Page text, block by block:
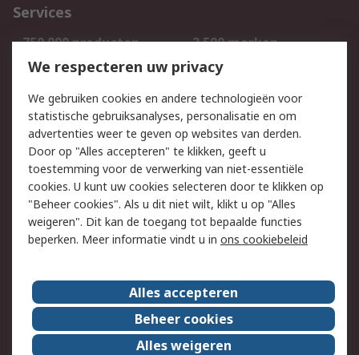
Services
750.000 producten
2.500 merken
Bestellen
Inkoopoplossingen
Track & Trace
Wettelijk
Cookiebeleid
Email veiligheid
Privacybeleid
Websitevoorwaarden
Algemene
verkoopvoorwaarden
Over RS
RS Group
Over ons
RS wereldwijd
Werken bij RS
We respecteren uw privacy
We gebruiken cookies en andere technologieën voor
statistische gebruiksanalyses, personalisatie en om
advertenties weer te geven op websites van derden.
Door op "Alles accepteren" te klikken, geeft u
toestemming voor de verwerking van niet-essentiële
cookies. U kunt uw cookies selecteren door te klikken op
"Beheer cookies". Als u dit niet wilt, klikt u op "Alles
weigeren". Dit kan de toegang tot bepaalde functies
beperken. Meer informatie vindt u in ons cookiebeleid
Alles accepteren
Beheer cookies
Alles weigeren